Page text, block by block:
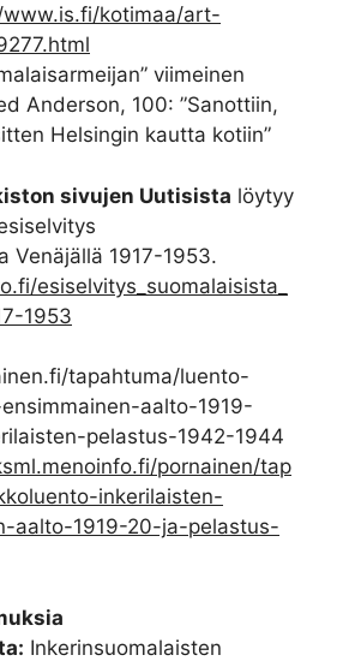
kotimaa/art-
viimeinen
Anderson, 100: ”Sanottiin,
Helsingin kautta kotiin”
sivujen Uutisista löytyy
Venäjällä 1917-1953.
esiselvitys_suomalaisista_
1953
tapahtuma/luento-
aalto-1919-
pelastus-1942-1944
pornainen/tap
inkerilaisten-
aalto-1919-20-ja-pelastus-
Inkerinsuomalaisten